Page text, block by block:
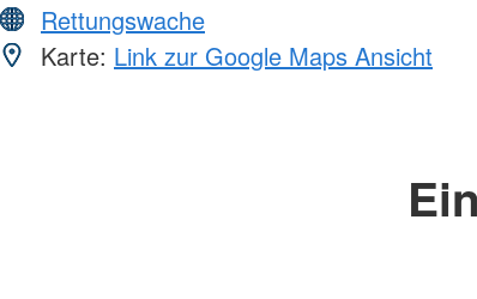
Rettungswache
Karte: Link zur Google Maps Ansicht